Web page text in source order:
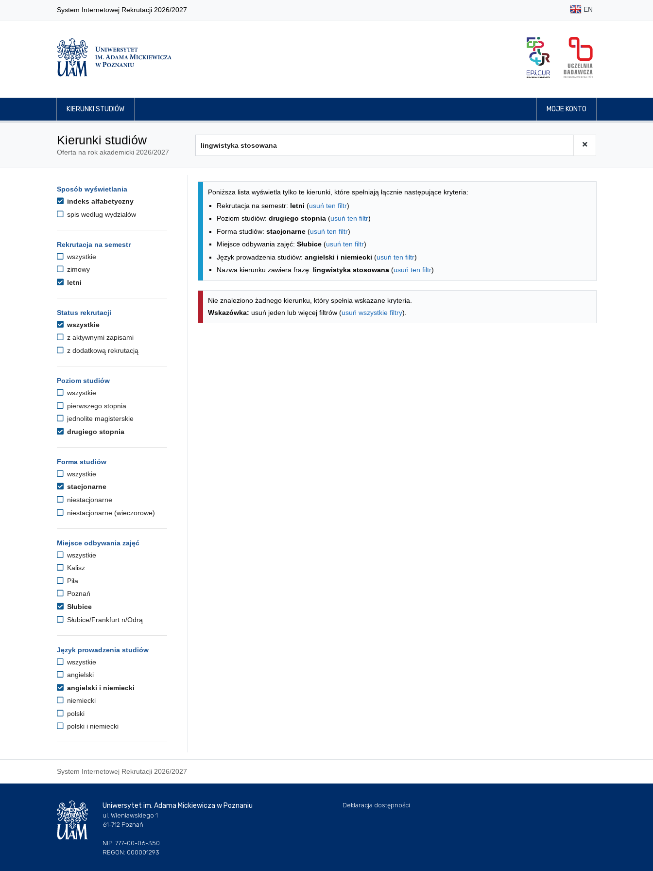
System Internetowej Rekrutacji 2026/2027 EN
KIERUNKI STUDIÓW MOJE KONTO
Kierunki studiów
Oferta na rok akademicki 2026/2027
Opcje filtrowania kierunków studiów
Przejdź do listy kierunków
Sposób wyświetlania
indeks alfabetyczny
spis według wydziałów
Rekrutacja na semestr
wszystkie
zimowy
letni
Status rekrutacji
wszystkie
z aktywnymi zapisami
z dodatkową rekrutacją
Poziom studiów
wszystkie
pierwszego stopnia
jednolite magisterskie
drugiego stopnia
Forma studiów
wszystkie
stacjonarne
niestacjonarne
niestacjonarne (wieczorowe)
Miejsce odbywania zajęć
wszystkie
Kalisz
Piła
Poznań
Słubice
Słubice/Frankfurt n/Odrą
Język prowadzenia studiów
wszystkie
angielski
angielski i niemiecki
niemiecki
polski
polski i niemiecki
Lista kierunków - indeks alfabetyczny
Poniższa lista wyświetla tylko te kierunki, które spełniają łącznie następujące kryteria:
Rekrutacja na semestr: letni (usuń ten filtr)
Poziom studiów: drugiego stopnia (usuń ten filtr)
Forma studiów: stacjonarne (usuń ten filtr)
Miejsce odbywania zajęć: Słubice (usuń ten filtr)
Język prowadzenia studiów: angielski i niemiecki (usuń ten filtr)
Nazwa kierunku zawiera frazę: lingwistyka stosowana (usuń ten filtr)
Nie znaleziono żadnego kierunku, który spełnia wskazane kryteria.
Wskazówka: usuń jeden lub więcej filtrów (usuń wszystkie filtry).
System Internetowej Rekrutacji 2026/2027
Uniwersytet im. Adama Mickiewicza w Poznaniu
ul. Wieniawskiego 1
61-712 Poznań
NIP: 777-00-06-350
REGON: 000001293
Deklaracja dostępności